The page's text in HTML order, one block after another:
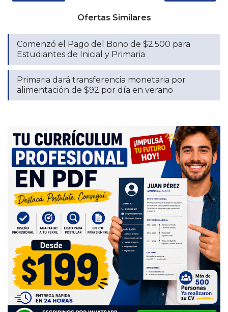
Ofertas Similares
Comenzó el Pago del Bono de $2.500 para
Estudiantes de Inicial y Primaria
Primaria dará transferencia monetaria por
alimentación de $92 por día en verano